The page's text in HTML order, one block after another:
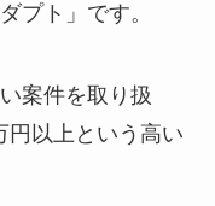
プト」です。
案件を取り扱
円以上という高い